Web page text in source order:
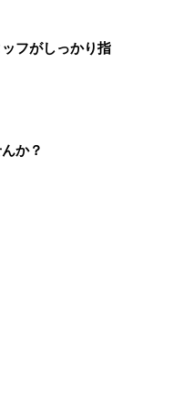
フがしっかり指
か？